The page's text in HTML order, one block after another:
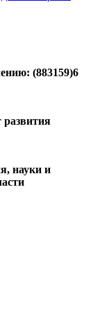
(883159)6
развития
науки и